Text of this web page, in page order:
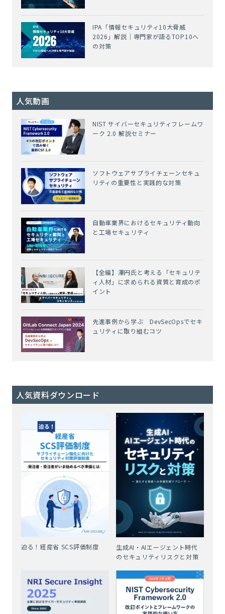
IPA「情報セキュリティ10大脅威
2026」解説｜専門家が語るTOP10へ
の対策
人気動画
NIST サイバーセキュリティフレームワ
ーク 2.0 解説セミナー
ソフトウェアサプライチェーンセキュ
リティの重要性と実践的な対策
自動車業界におけるセキュリティ動向
と工場セキュリティ
【全編】澤円氏と考える「セキュリテ
ィ人材」に求められる資質と育成のポ
イント
先進事例から学ぶ DevSecOpsでセキ
ュリティに取り組むコツ
人気資料ダウンロード
迫る！経産省 SCS評価制度
生成AI・AIエージェント時代
のセキュリティリスクと対策